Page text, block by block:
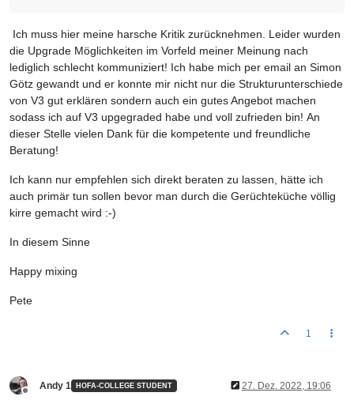
Ich muss hier meine harsche Kritik zurücknehmen. Leider wurden
die Upgrade Möglichkeiten im Vorfeld meiner Meinung nach
lediglich schlecht kommuniziert! Ich habe mich per email an Simon
Götz gewandt und er konnte mir nicht nur die Strukturunterschiede
von V3 gut erklären sondern auch ein gutes Angebot machen
sodass ich auf V3 upgegraded habe und voll zufrieden bin! An
dieser Stelle vielen Dank für die kompetente und freundliche
Beratung!
Ich kann nur empfehlen sich direkt beraten zu lassen, hätte ich
auch primär tun sollen bevor man durch die Gerüchteküche völlig
kirre gemacht wird :-)
In diesem Sinne
Happy mixing
Pete
1
Andy 1 HOFA-COLLEGE STUDENT 27. Dez. 2022, 19:06